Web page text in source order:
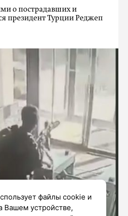
о пострадавших и
президент Турции Реджеп
файлы cookie и
Вашем устройстве,